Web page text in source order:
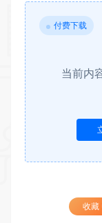
付费下载
当前内
收藏